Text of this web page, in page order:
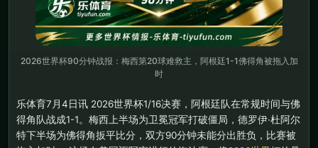
2026世界杯90分钟战报：梅西第20球难救主，阿根廷1-1佛得角被拖入加
时
乐体育7月4日讯 2026世界杯1/16决赛，阿根廷队在常规时间与佛
得角队战成1-1。梅西上半场为卫冕冠军打破僵局，德罗伊·杜阿尔
特下半场为佛得角扳平比分，双方90分钟未能分出胜负，比赛被